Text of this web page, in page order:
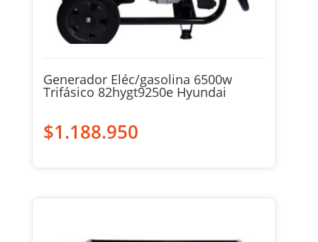
Generador Eléc/gasolina 6500w
Trifásico 82hygt9250e Hyundai
$1.188.950